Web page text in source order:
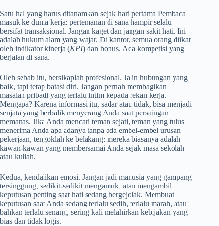
Satu hal yang harus ditanamkan sejak hari pertama Pembaca
masuk ke dunia kerja: pertemanan di sana hampir selalu
bersifat transaksional. Jangan kaget dan jangan sakit hati. Ini
adalah hukum alam yang wajar. Di kantor, semua orang diikat
oleh indikator kinerja (KPI) dan bonus. Ada kompetisi yang
berjalan di sana.
Oleh sebab itu, bersikaplah profesional. Jalin hubungan yang
baik, tapi tetap batasi diri. Jangan pernah membagikan
masalah pribadi yang terlalu intim kepada rekan kerja.
Mengapa? Karena informasi itu, sadar atau tidak, bisa menjadi
senjata yang berbalik menyerang Anda saat persaingan
memanas. Jika Anda mencari teman sejati, teman yang tulus
menerima Anda apa adanya tanpa ada embel-embel urusan
pekerjaan, tengoklah ke belakang: mereka biasanya adalah
kawan-kawan yang membersamai Anda sejak masa sekolah
atau kuliah.
Kedua, kendalikan emosi. Jangan jadi manusia yang gampang
tersinggung, sedikit-sedikit mengamuk, atau mengambil
keputusan penting saat hati sedang bergejolak. Membuat
keputusan saat Anda sedang terlalu sedih, terlalu marah, atau
bahkan terlalu senang, sering kali melahirkan kebijakan yang
bias dan tidak logis.